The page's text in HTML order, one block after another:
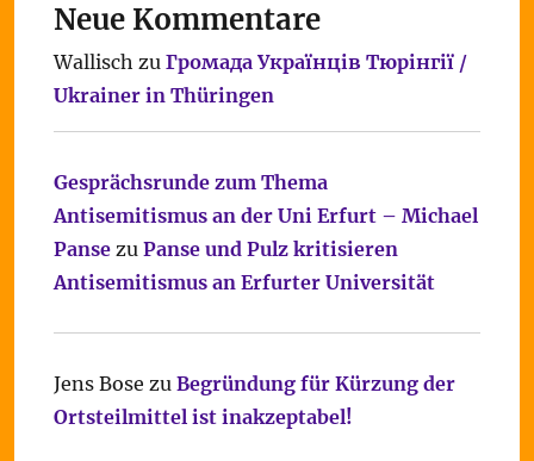
Neue Kommentare
Wallisch zu Громада Українців Тюрінгії /
Ukrainer in Thüringen
Gesprächsrunde zum Thema
Antisemitismus an der Uni Erfurt – Michael
Pansezu Panse und Pulz kritisieren
Antisemitismus an Erfurter Universität
Jens Bose zu Begründung für Kürzung der
Ortsteilmittel ist inakzeptabel!